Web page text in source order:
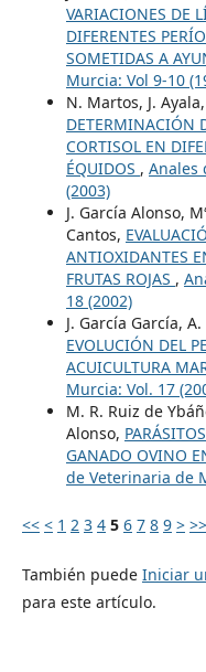
VARIACIONES DE
DIFERENTES
SOMETIDAS A
Murcia: Vol 9-10
N. Martos, J.
DETERMINACIÓN
CORTISOL EN
ÉQUIDOS , Anales
(2003)
J. García Alonso,
Cantos,
ANTIOXIDANTES
FRUTAS ROJAS ,
18 (2002)
J. García García,
EVOLUCIÓN DEL
ACUICULTURA
Murcia: Vol. 17
M. R. Ruiz de
Alonso,
GANADO OVINO
de Veterinaria de
<< < 1 2 3 4 5 6 7 8 9 > >>
También puede Iniciar
para este artículo.